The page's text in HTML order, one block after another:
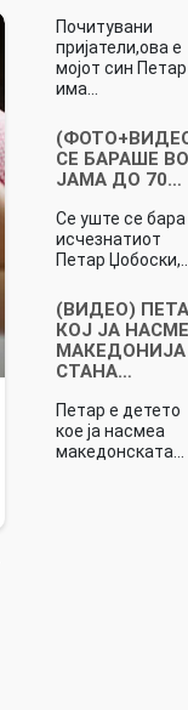
Почитувани
пријатели,ова е
мојот син Петар
има…
СЕ БАРАШЕ ВО
ЈАМА ДО 70…
Се уште се бара
исчезнатиот
Петар Џобоски,…
(ВИДЕО)
КОЈ ЈА
МАКЕДОНИЈА
СТАНА…
Петар е детето
кое ја насмеа
македонската…